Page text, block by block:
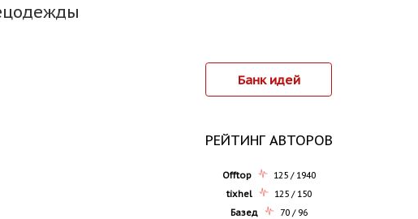
Банк идей
РЕЙТИНГ АВТОРОВ
Offtop
125 / 1940
tixhel
125 / 150
Базед
70 / 96